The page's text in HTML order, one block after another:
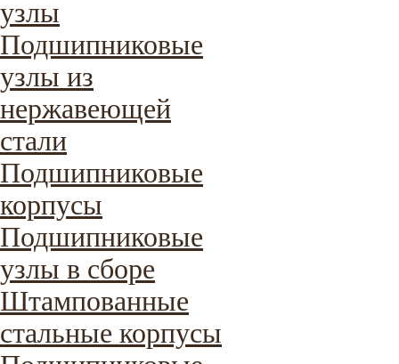
узлы
Подшипниковые
узлы из
нержавеющей
стали
Подшипниковые
корпусы
Подшипниковые
узлы в сборе
Штампованные
стальные корпусы